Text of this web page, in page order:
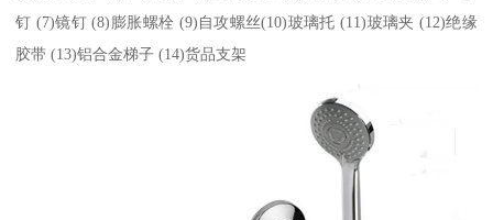
钉 (7)镜钉 (8)膨胀螺栓 (9)自攻螺丝(10)玻璃托 (11)玻璃夹 (12)绝缘
胶带 (13)铝合金梯子 (14)货品支架